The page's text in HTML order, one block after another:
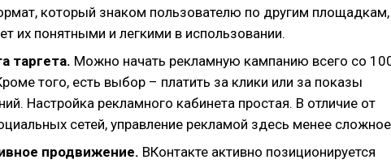
который знаком пользователю по другим площадкам,
их понятными и легкими в использовании.
таргета. Можно начать рекламную кампанию всего со
того, есть выбор – платить за клики или за показы
Настройка рекламного кабинета простая. В отличие от
сетей, управление рекламой здесь менее
продвижение. ВКонтакте активно позиционируется